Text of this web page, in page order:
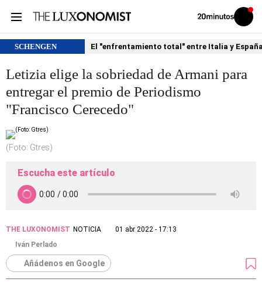
Volver
Iniciar
sesión
SCHENGEN El "enfrentamiento total" entre Italia y
Letizia elige la sobriedad de Armani para
entregar el premio de Periodismo
"Francisco Cerecedo"
(Foto: Gtres)
Escucha este artículo
THE LUXONOMIST NOTICIA
01 abr 2022 - 17:13
Iván Perlado
Añádenos en Google